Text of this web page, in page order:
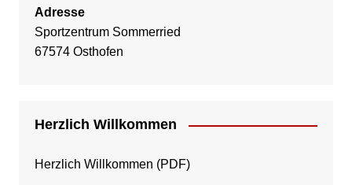
Adresse
Sportzentrum Sommerried
67574 Osthofen
Herzlich Willkommen
Herzlich Willkommen (PDF)